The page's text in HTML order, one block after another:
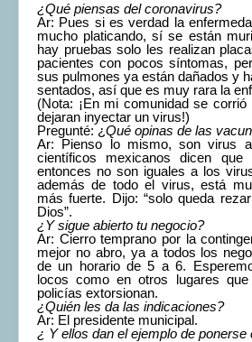
¿Qué piensas del coronavirus?
Ar: Pues si es verdad la
mucho platicando, sí se están
hay pruebas solo les realizan
pacientes con pocos síntomas,
sus pulmones ya están dañados y
sentados, así que es muy rara la
(Nota: ¡En mi comunidad se
dejaran inyectar un virus!)
Pregunté: ¿Qué opinas de las
Ar: Pienso lo mismo, son virus
científicos mexicanos dicen que
entonces no son iguales a los
además de todo el virus, está
más fuerte. Dijo: “solo queda
Dios”.
¿Y sigue abierto tu negocio?
Ar: Cierro temprano por la
mejor no abro, ya a todos los
de un horario de 5 a 6.
locos como en otros lugares
policías extorsionan.
¿Quién les da las indicaciones?
Ar: El presidente municipal.
¿ Y ellos dan el ejemplo de ponerse